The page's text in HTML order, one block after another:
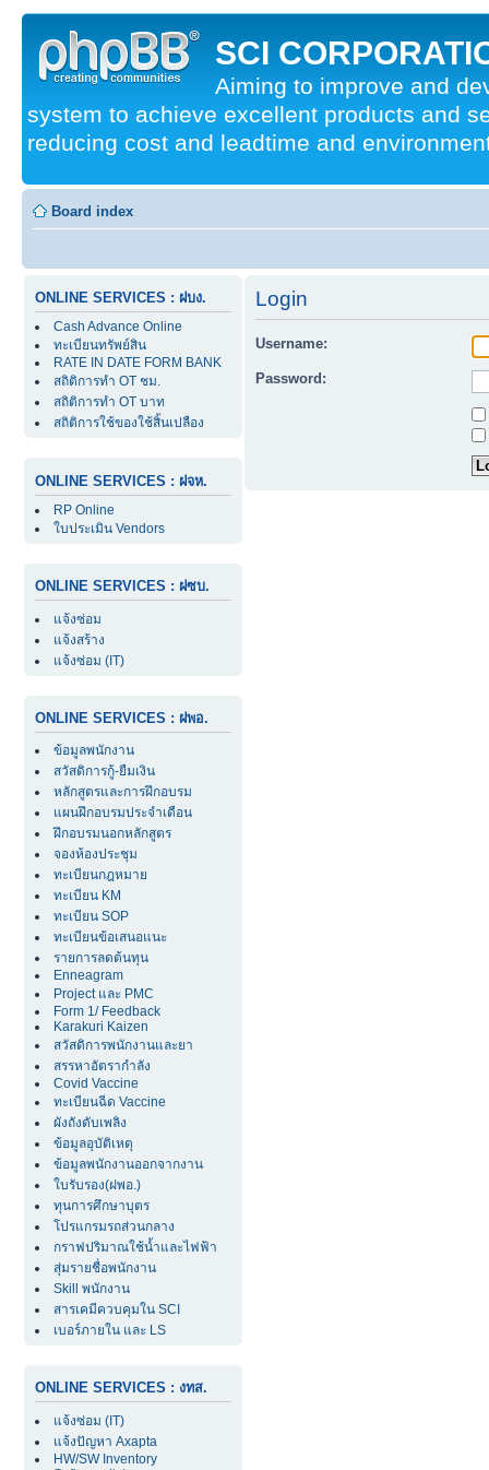
SCI
Aiming to improve and
system to achieve excellent products and
reducing cost and leadtime and
Board index
ONLINE SERVICES : ฝบง.
Cash Advance Online
ทะเบียนทรัพย์สิน
RATE IN DATE FORM BANK
สถิติการทำ OT ชม.
สถิติการทำ OT บาท
สถิติการใช้ของใช้สิ้นเปลือง
ONLINE SERVICES : ฝจห.
RP Online
ใบประเมิน Vendors
ONLINE SERVICES : ฝซบ.
แจ้งซ่อม
แจ้งสร้าง
แจ้งซ่อม (IT)
ONLINE SERVICES : ฝพอ.
ข้อมูลพนักงาน
สวัสดิการกู้-ยืมเงิน
หลักสูตรและการฝึกอบรม
แผนฝึกอบรมประจำเดือน
ฝึกอบรมนอกหลักสูตร
จองห้องประชุม
ทะเบียนกฎหมาย
ทะเบียน KM
ทะเบียน SOP
ทะเบียนข้อเสนอแนะ
รายการลดต้นทุน
Enneagram
Project และ PMC
Form 1/ Feedback
Karakuri Kaizen
สวัสดิการพนักงานและยา
สรรหาอัตรากำลัง
Covid Vaccine
ทะเบียนฉีด Vaccine
ผังถังดับเพลิง
ข้อมูลอุบัติเหตุ
ข้อมูลพนักงานออกจากงาน
ใบรับรอง(ฝพอ.)
ทุนการศึกษาบุตร
โปรแกรมรถส่วนกลาง
กราฟปริมาณใช้น้ำและไฟฟ้า
สุ่มรายชื่อพนักงาน
Skill พนักงาน
สารเคมีควบคุมใน SCI
เบอร์ภายใน และ LS
ONLINE SERVICES : งทส.
แจ้งซ่อม (IT)
แจ้งปัญหา Axapta
HW/SW Inventory
Login
Username:
Password: